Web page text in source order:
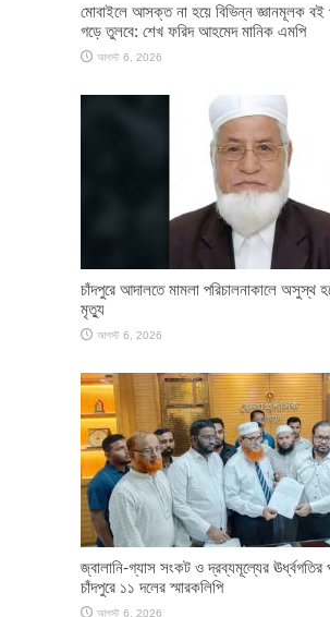
মোবাইলে আসক্ত না হয়ে বিভিন্ন জ্ঞানমূলক
গড়ে তুলবে: শেখ ফরিদ আহমেদ মানিক এমপি
আগস্ট 6, 2026
চাঁদপুরে আদালতে মামলা পরিচালনাকালে অসুস্থ
মৃত্যু
আগস্ট 6, 2026
জ্বালানি-গ্যাস সংকট ও দ্রব্যমূল্যের ঊর্ধ্বগতির
চাঁদপুরে ১১ দলের স্মারকলিপি
আগস্ট 6, 2026